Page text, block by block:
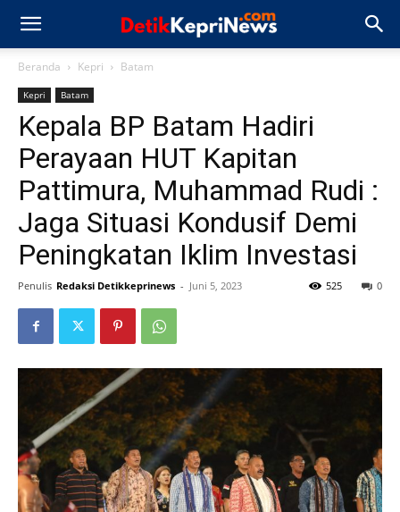
Beranda Kepri Batam
Kepri Batam
Kepala BP Batam Hadiri
Perayaan HUT Kapitan
Pattimura, Muhammad Rudi :
Jaga Situasi Kondusif Demi
Peningkatan Iklim Investasi
Penulis Redaksi Detikkeprinews - Juni 5, 2023 0
525